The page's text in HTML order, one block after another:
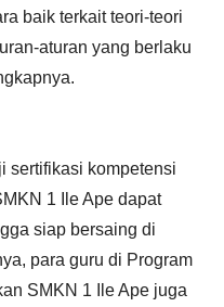
baik terkait teori-teori
aturan yang berlaku
sertifikasi kompetensi
1 Ile Ape dapat
siap bersaing di
para guru di Program
SMKN 1 Ile Ape juga